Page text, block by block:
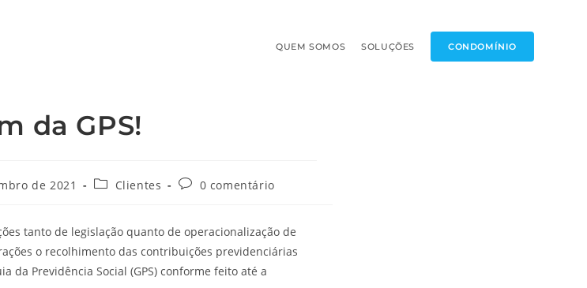
QUEM SOMOS SOLUÇÕES CONDOMÍNIO
da GPS!
de 2021 Clientes 0 comentário
tanto de legislação quanto de operacionalização de
o recolhimento das contribuições previdenciárias
da Previdência Social (GPS) conforme feito até a